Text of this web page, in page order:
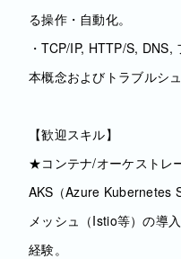
る操作・自動化。
・TCP/IP, HTTP/S,
本概念およびトラブルシ
【歓迎スキル】
★コンテナ/オーケストレ
AKS（Azure Kubernetes
メッシュ（Istio等）の導
経験。